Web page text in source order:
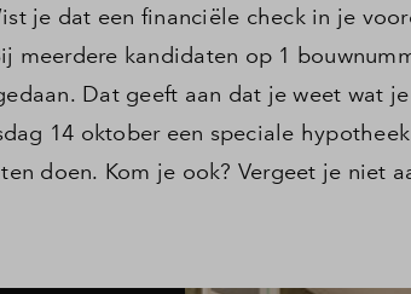
je dat een financiële check in je
meerdere kandidaten op 1
Dat geeft aan dat je weet wat
14 oktober een speciale
doen. Kom je ook? Vergeet je niet